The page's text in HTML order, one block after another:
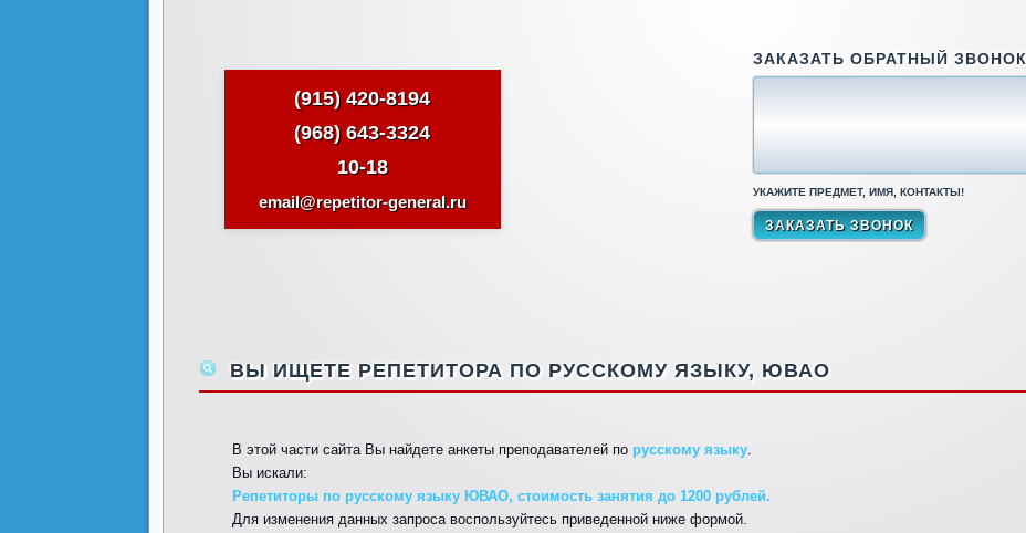
(915) 420-8194
(968) 643-3324
10-18
email@repetitor-general.ru
ЗАКАЗАТЬ ОБРАТНЫЙ ЗВОНОК
УКАЖИТЕ ПРЕДМЕТ, ИМЯ, КОНТАКТЫ!
ВЫ ИЩЕТЕ РЕПЕТИТОРА ПО РУССКОМУ ЯЗЫКУ, ЮВАО
В этой части сайта Вы найдете анкеты преподавателей по русскому языку.
Вы искали:
Репетиторы по русскому языку ЮВАО, стоимость занятия до 1200 рублей.
Для изменения данных запроса воспользуйтесь приведенной ниже формой.